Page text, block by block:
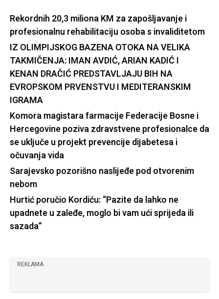
Rekordnih 20,3 miliona KM za zapošljavanje i
profesionalnu rehabilitaciju osoba s invaliditetom
IZ OLIMPIJSKOG BAZENA OTOKA NA VELIKA
TAKMIČENJA: IMAN AVDIĆ, ARIAN KADIĆ I
KENAN DRAČIĆ PREDSTAVLJAJU BIH NA
EVROPSKOM PRVENSTVU I MEDITERANSKIM
IGRAMA
Komora magistara farmacije Federacije Bosne i
Hercegovine poziva zdravstvene profesionalce da
se uključe u projekt prevencije dijabetesa i
očuvanja vida
Sarajevsko pozorišno naslijeđe pod otvorenim
nebom
Hurtić poručio Kordiću: “Pazite da lahko ne
upadnete u zaleđe, moglo bi vam ući sprijeda ili
sazada”
REKLAMA